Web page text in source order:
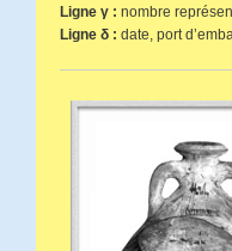
Ligne γ : nombre
Ligne δ : date, port